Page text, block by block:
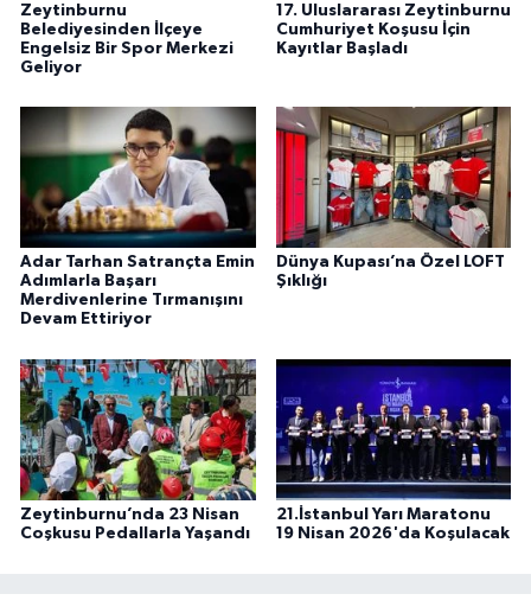
Zeytinburnu
Belediyesinden İlçeye
Engelsiz Bir Spor Merkezi
Geliyor
17. Uluslararası Zeytinburnu
Cumhuriyet Koşusu İçin
Kayıtlar Başladı
Adar Tarhan Satrançta Emin
Adımlarla Başarı
Merdivenlerine Tırmanışını
Devam Ettiriyor
Dünya Kupası’na Özel LOFT
Şıklığı
Zeytinburnu’nda 23 Nisan
Coşkusu Pedallarla Yaşandı
21.İstanbul Yarı Maratonu
19 Nisan 2026'da Koşulacak